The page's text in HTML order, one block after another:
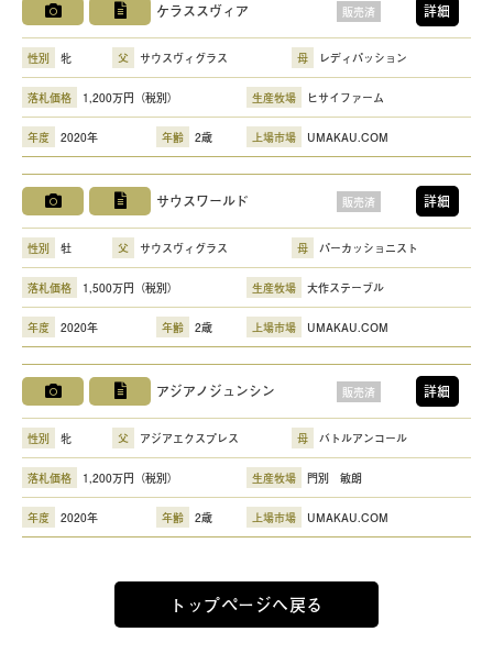
ケラススヴィア 販売済 詳細
性別 牝 父 サウスヴィグラス 母 レディパッション
落札価格 1,200万円（税別） 生産牧場 ヒサイファーム
年度 2020年 年齢 2歳 上場市場 UMAKAU.COM
サウスワールド 販売済 詳細
性別 牡 父 サウスヴィグラス 母 パーカッショニスト
落札価格 1,500万円（税別） 生産牧場 大作ステーブル
年度 2020年 年齢 2歳 上場市場 UMAKAU.COM
アジアノジュンシン 販売済 詳細
性別 牝 父 アジアエクスプレス 母 バトルアンコール
落札価格 1,200万円（税別） 生産牧場 門別 敏朗
年度 2020年 年齢 2歳 上場市場 UMAKAU.COM
トップページへ戻る